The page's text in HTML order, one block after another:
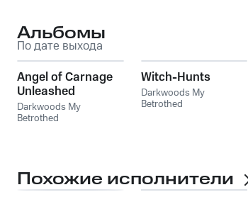
Альбомы
По дате выхода
Angel of Carnage
Unleashed
Darkwoods My
Betrothed
Witch-Hunts
Darkwoods My
Betrothed
Похожие исполнители